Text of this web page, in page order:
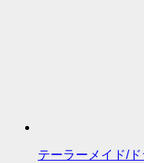
テーラーメイド/